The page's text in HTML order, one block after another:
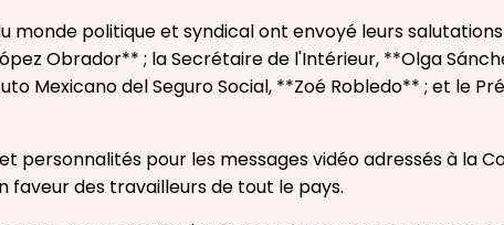
monde politique et syndical ont envoyé leurs
Obrador** ; la Secrétaire de l'Intérieur, **Olga
Mexicano del Seguro Social, **Zoé Robledo** ; et le
personnalités pour les messages vidéo adressés à la
faveur des travailleurs de tout le pays.